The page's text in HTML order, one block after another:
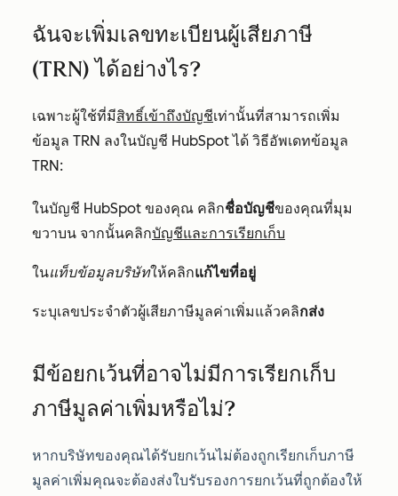
ฉันจะเพิ่มเลขทะเบียนผู้เสียภาษี
(TRN) ได้อย่างไร?
เฉพาะผู้ใช้ที่มีสิทธิ์เข้าถึงบัญชีเท่านั้นที่สามารถเพิ่ม
ข้อมูล TRN ลงในบัญชี HubSpot ได้ วิธีอัพเดทข้อมูล
TRN:
ในบัญชี HubSpot ของคุณ คลิกชื่อบัญชีของคุณที่มุม
ขวาบน จากนั้นคลิกบัญชีและการเรียกเก็บ
ในแท็บข้อมูลบริษัทให้คลิกแก้ไขที่อยู่
ระบุเลขประจำตัวผู้เสียภาษีมูลค่าเพิ่มแล้วคลิกส่ง
มีข้อยกเว้นที่อาจไม่มีการเรียกเก็บ
ภาษีมูลค่าเพิ่มหรือไม่?
หากบริษัทของคุณได้รับยกเว้นไม่ต้องถูกเรียกเก็บภาษี
มูลค่าเพิ่มคุณจะต้องส่งใบรับรองการยกเว้นที่ถูกต้องให้